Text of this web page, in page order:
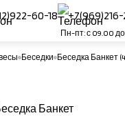
60-18
Пн-пт: с 09.00
Беседки Беседка Банкет